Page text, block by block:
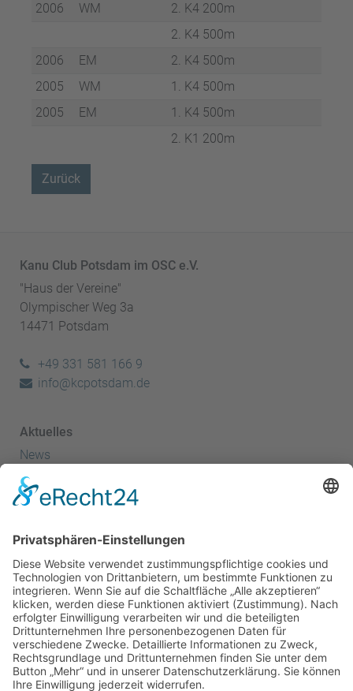
2006
WM
2. K4 200m
2. K4 500m
2006
EM
2. K4 500m
2005
WM
1. K4 500m
2005
EM
1. K4 500m
2. K1 200m
Zurück
Kanu Club Potsdam im OSC e.V.
"Haus der Vereine"
Olympischer Weg 3a
14471 Potsdam
+49 331 581 166 9
info@kcpotsdam.de
Aktuelles
News
Termine
Kanuspitze
Kanusport
Sportler
Herzlich Willkommen - Startseite
Kanusprint
Energie- & Wasserspiele
Kanu Club
Erfolge